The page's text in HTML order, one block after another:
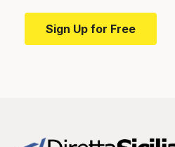
Sign Up for Free